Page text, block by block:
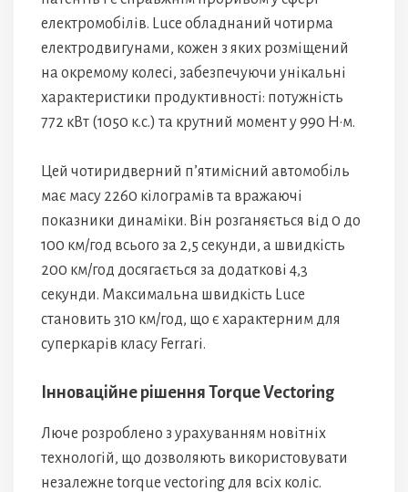
електромобілів. Luce обладнаний чотирма
електродвигунами, кожен з яких розміщений
на окремому колесі, забезпечуючи унікальні
характеристики продуктивності: потужність
772 кВт (1050 к.с.) та крутний момент у 990 Н·м.
Цей чотиридверний п’ятимісний автомобіль
має масу 2260 кілограмів та вражаючі
показники динаміки. Він розганяється від 0 до
100 км/год всього за 2,5 секунди, а швидкість
200 км/год досягається за додаткові 4,3
секунди. Максимальна швидкість Luce
становить 310 км/год, що є характерним для
суперкарів класу Ferrari.
Інноваційне рішення Torque Vectoring
Люче розроблено з урахуванням новітніх
технологій, що дозволяють використовувати
незалежне torque vectoring для всіх коліс.